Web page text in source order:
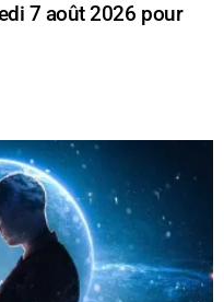
7 août 2026 pour